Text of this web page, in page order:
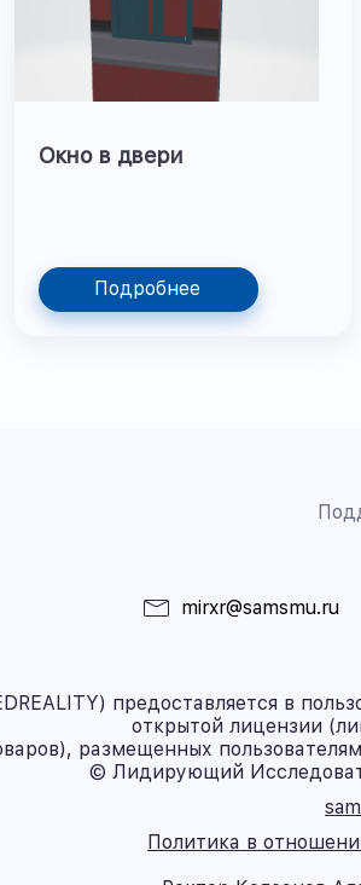
Окно в двери
Подробнее
mirxr@samsmu.ru
предоставляется в
открытой лицензии
размещенных
© Лидирующий
Политика в